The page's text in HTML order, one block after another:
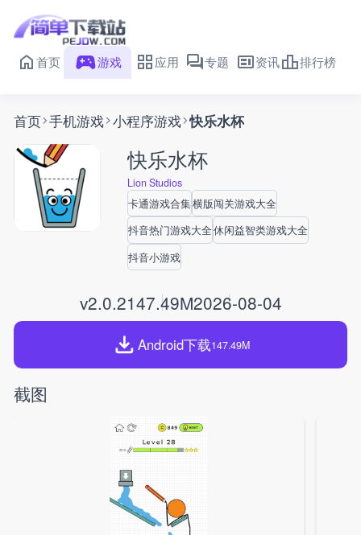
首页 游戏 应用 专题 资讯 排行榜
首页 手机游戏 小程序游戏 快乐水杯
快乐水杯
Lion Studios
卡通游戏合集横版闯关游戏大全
抖音热门游戏大全休闲益智类游戏大全
抖音小游戏
v2.0.2147.49M2026-08-04
Android下载147.49M
截图